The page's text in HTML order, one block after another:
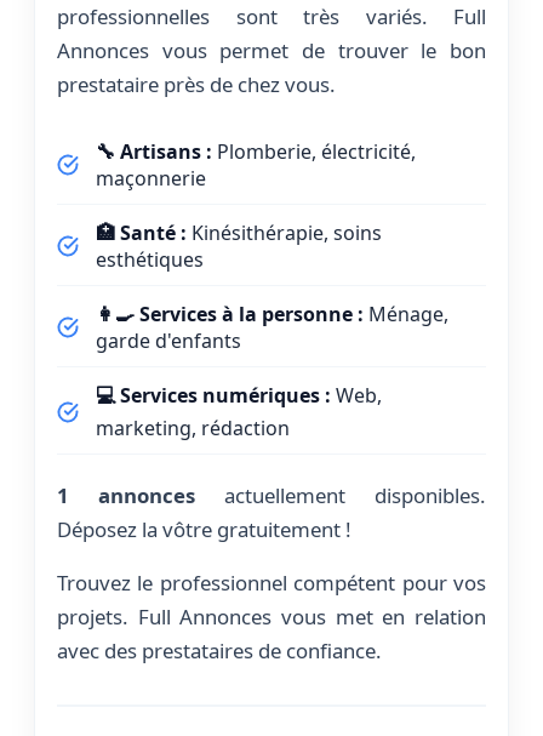
professionnelles sont très variés. Full
Annonces vous permet de trouver le bon
prestataire près de chez vous.
🔧 Artisans : Plomberie, électricité,
maçonnerie
🏥 Santé : Kinésithérapie, soins
esthétiques
👩‍🍳 Services à la personne : Ménage,
garde d'enfants
💻 Services numériques : Web,
marketing, rédaction
1 annonces actuellement disponibles.
Déposez la vôtre gratuitement !
Trouvez le professionnel compétent pour vos
projets. Full Annonces vous met en relation
avec des prestataires de confiance.